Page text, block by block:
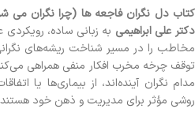
کتاب دل نگران فاجعه ها (چرا نگران می
دکتر علی ابراهیمی به زبانی ساده،
مخاطب را در مسیر شناخت ریشه‌های
توقف چرخه مخرب افکار منفی همراهی
مدام نگران آینده‌اند، از بیماری‌ها یا
روشی مؤثر برای مدیریت و ذهن خود